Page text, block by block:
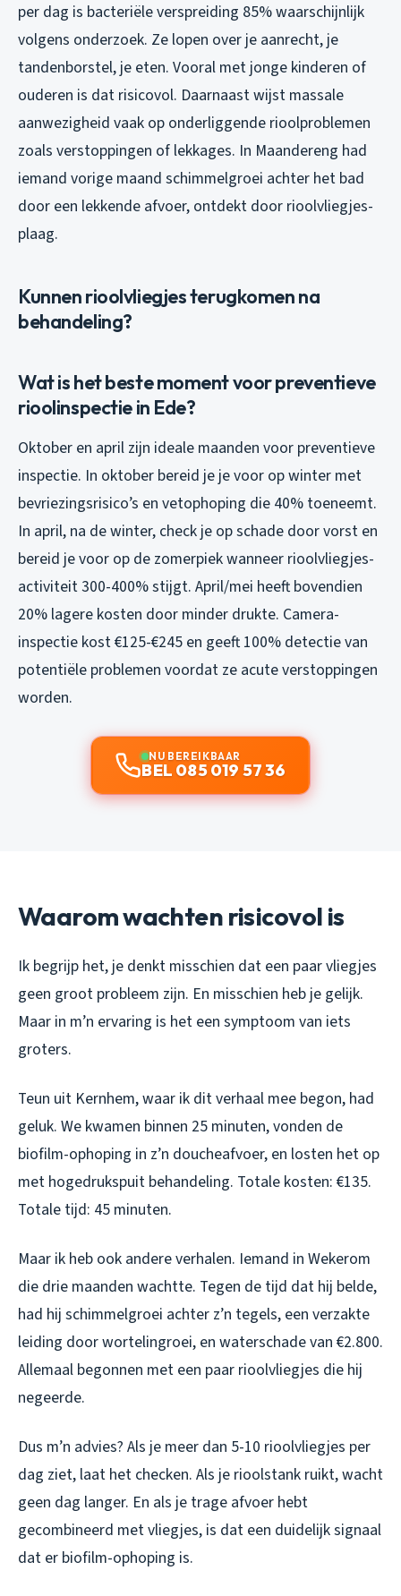
per dag is bacteriële verspreiding 85% waarschijnlijk
volgens onderzoek. Ze lopen over je aanrecht, je
tandenborstel, je eten. Vooral met jonge kinderen of
ouderen is dat risicovol. Daarnaast wijst massale
aanwezigheid vaak op onderliggende rioolproblemen
zoals verstoppingen of lekkages. In Maandereng had
iemand vorige maand schimmelgroei achter het bad
door een lekkende afvoer, ontdekt door rioolvliegjes-
plaag.
Kunnen rioolvliegjes terugkomen na
behandeling?
Wat is het beste moment voor preventieve
rioolinspectie in Ede?
Oktober en april zijn ideale maanden voor preventieve
inspectie. In oktober bereid je je voor op winter met
bevriezingsrisico’s en vetophoping die 40% toeneemt.
In april, na de winter, check je op schade door vorst en
bereid je voor op de zomerpiek wanneer rioolvliegjes-
activiteit 300-400% stijgt. April/mei heeft bovendien
20% lagere kosten door minder drukte. Camera-
inspectie kost €125-€245 en geeft 100% detectie van
potentiële problemen voordat ze acute verstoppingen
worden.
NU BEREIKBAAR
BEL 085 019 57 36
Waarom wachten risicovol is
Ik begrijp het, je denkt misschien dat een paar vliegjes
geen groot probleem zijn. En misschien heb je gelijk.
Maar in m’n ervaring is het een symptoom van iets
groters.
Teun uit Kernhem, waar ik dit verhaal mee begon, had
geluk. We kwamen binnen 25 minuten, vonden de
biofilm-ophoping in z’n doucheafvoer, en losten het op
met hogedrukspuit behandeling. Totale kosten: €135.
Totale tijd: 45 minuten.
Maar ik heb ook andere verhalen. Iemand in Wekerom
die drie maanden wachtte. Tegen de tijd dat hij belde,
had hij schimmelgroei achter z’n tegels, een verzakte
leiding door wortelingroei, en waterschade van €2.800.
Allemaal begonnen met een paar rioolvliegjes die hij
negeerde.
Dus m’n advies? Als je meer dan 5-10 rioolvliegjes per
dag ziet, laat het checken. Als je rioolstank ruikt, wacht
geen dag langer. En als je trage afvoer hebt
gecombineerd met vliegjes, is dat een duidelijk signaal
dat er biofilm-ophoping is.